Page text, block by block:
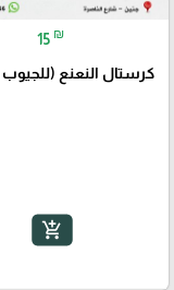
15 ₪
كرستال النعنع (للجيوب
add_shopping_cart